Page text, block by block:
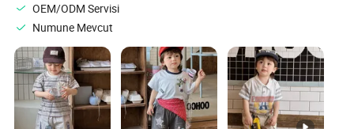
OEM/ODM Servisi
Numune Mevcut